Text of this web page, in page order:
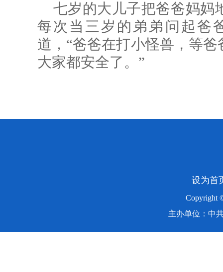
七岁的大儿子把爸爸妈妈
每次当三岁的弟弟问起爸
道，“爸爸在打小怪兽，等
大家都安全了。”
设为首
Copyright
主办单位：中